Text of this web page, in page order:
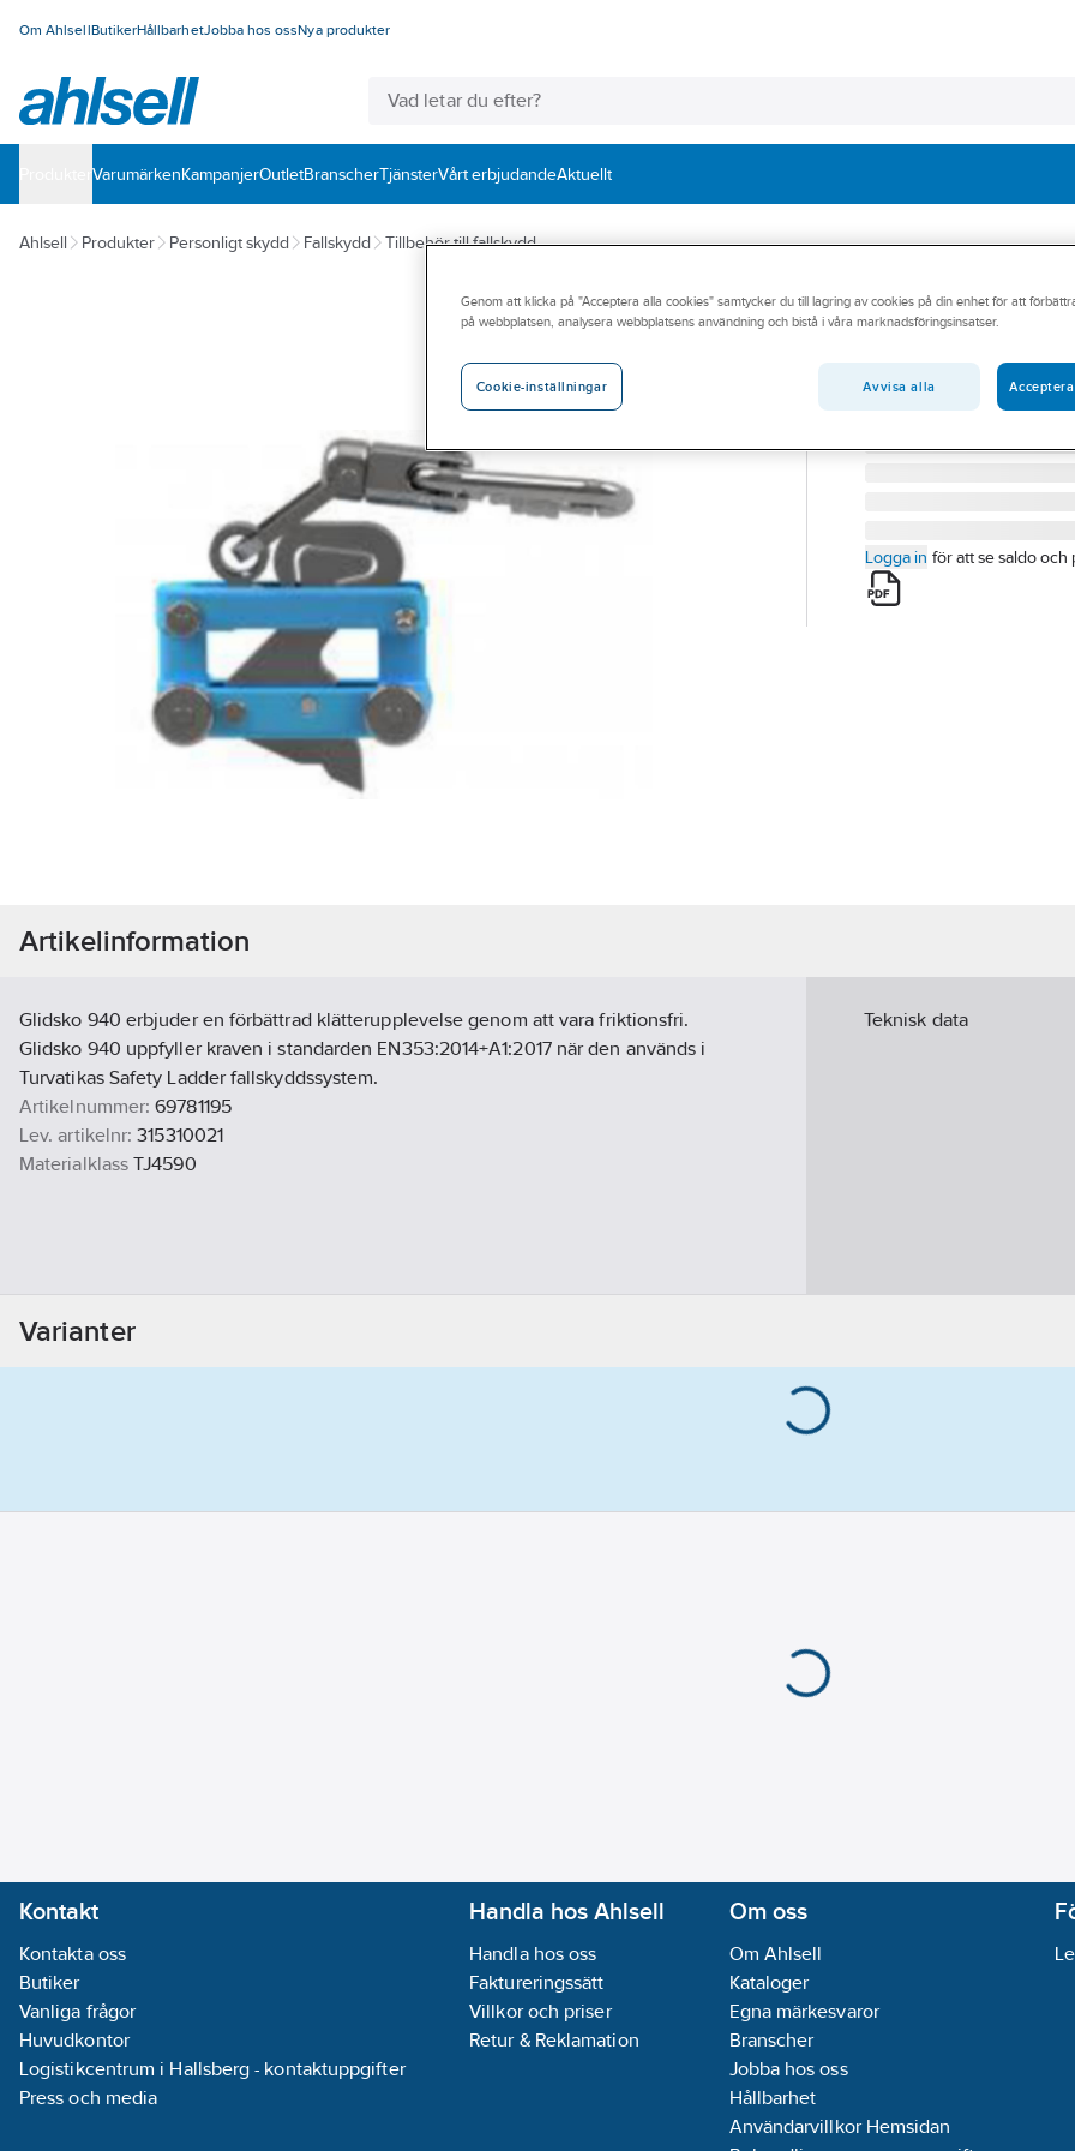
Om AhlsellButikerHållbarhetJobba hos ossNya produkter
VarumärkenKampanjerOutletBranscherTjänsterVårt erbjudandeAktuellt
Ahlsell Produkter Personligt skydd Fallskydd Tillbehör till fallskydd
Glidsko
69781195
Lev. artikelnr:
315310021
Logga in för att se saldo och
Artikelinformation
Glidsko 940 erbjuder en förbättrad klätterupplevelse genom att vara friktionsfri.
Glidsko 940 uppfyller kraven i standarden EN353:2014+A1:2017 när den används i
Turvatikas Safety Ladder fallskyddssystem.
Artikelnummer: 69781195
Lev. artikelnr: 315310021
Materialklass TJ4590
Teknisk data
Varianter
Kontakt
Kontakta oss
Butiker
Vanliga frågor
Huvudkontor
Logistikcentrum i Hallsberg - kontaktuppgifter
Press och media
Handla hos Ahlsell
Handla hos oss
Faktureringssätt
Villkor och priser
Retur & Reklamation
Om oss
Om Ahlsell
Kataloger
Egna märkesvaror
Branscher
Jobba hos oss
Hållbarhet
Användarvillkor Hemsidan
Genom att klicka på "Acceptera alla cookies" samtycker du till lagring av cookies på din enhet för att
på webbplatsen, analysera webbplatsens användning och bistå i våra marknadsföringsinsatser.
Cookie-inställningar Avvisa alla